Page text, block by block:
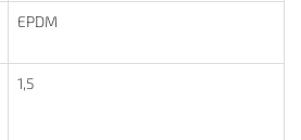
EPDM
1,5